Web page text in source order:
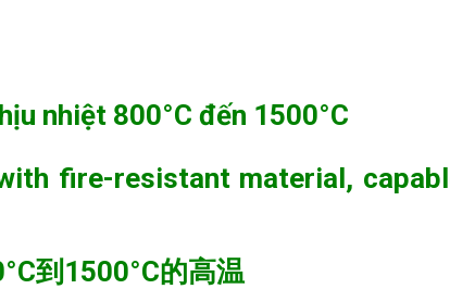
Gạch chịu lửa cao nhôm treo 50% KT
nhiệt 800°C đến 1500°C
fire-resistant material,
到1500°C的高温